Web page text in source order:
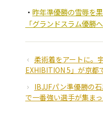
昨年準優勝の雪辱を
「グランドスラム優勝
柔術着をアートに。
EXHIBITION 5」が京都
IBJJFパン準優勝の
で一番強い選手が集ま